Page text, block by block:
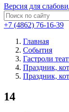
Версия для
+7 (4862) 76-16-39
Главная
События
Гастроли
Праздник,
Праздник,
14